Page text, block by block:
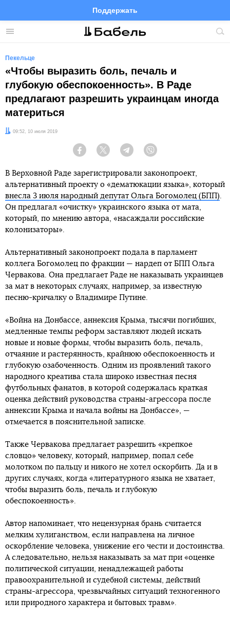
Меню
Поддержать
FacebookTelegramTwitter
Пекельце
«Чтобы выразить боль, печаль и
глубокую обеспокоенность». В Раде
предлагают разрешить украинцам иногда
материться
Дата:09:52, 10 июля 2019
Facebook Twitter Telegram
В Верховной Раде зарегистрировали законопроект,
альтернативный проекту о «дематюкации языка», который
внесла 3 июля народный депутат Ольга Богомолец (БПП).
Он предлагал «очистку» украинского языка от мата,
который, по мнению автора, «насаждали российские
колонизаторы».
Альтернативный законопроект подала в парламент
коллега Богомолец по фракции — нардеп от БПП Ольга
Червакова. Она предлагает Раде не наказывать украинцев
за мат в некоторых случаях, например, за известную
песню-кричалку о Владимире Путине.
«Война на Донбассе, аннексия Крыма, тысячи погибших,
медленные темпы реформ заставляют людей искать
новые и новые формы, чтобы выразить боль, печаль,
отчаяние и растерянность, крайнюю обеспокоенность и
глубокую озабоченность. Одним из проявлений такого
народного креатива стала широко известная песня
футбольных фанатов, в которой содержалась краткая
оценка действий руководства страны-агрессора после
аннексии Крыма и начала войны на Донбассе», —
отмечается в пояснительной записке.
Также Червакова предлагает разрешить «крепкое
словцо» человеку, который, например, попал себе
молотком по пальцу и никого не хотел оскорбить. Да и в
других случаях, когда «литературного языка не хватает,
чтобы выразить боль, печаль и глубокую
обеспокоенность».
Автор напоминает, что нецензурная брань считается
мелким хулиганством, если направлена на личное
оскорбление человека, унижение его чести и достоинства.
А следовательно, нельзя наказывать за мат при «оценке
политической ситуации, ненадлежащей работы
правоохранительной и судебной системы, действий
страны-агрессора, чрезвычайных ситуаций техногенного
или природного характера и бытовых травм».